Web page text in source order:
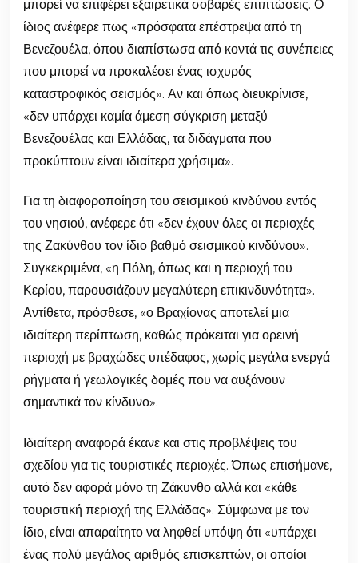
μπορεί να επιφέρει εξαιρετικά σοβαρές επιπτώσεις. Ο
ίδιος ανέφερε πως «πρόσφατα επέστρεψα από τη
Βενεζουέλα, όπου διαπίστωσα από κοντά τις συνέπειες
που μπορεί να προκαλέσει ένας ισχυρός
καταστροφικός σεισμός». Αν και όπως διευκρίνισε,
«δεν υπάρχει καμία άμεση σύγκριση μεταξύ
Βενεζουέλας και Ελλάδας, τα διδάγματα που
προκύπτουν είναι ιδιαίτερα χρήσιμα».
Για τη διαφοροποίηση του σεισμικού κινδύνου εντός
του νησιού, ανέφερε ότι «δεν έχουν όλες οι περιοχές
της Ζακύνθου τον ίδιο βαθμό σεισμικού κινδύνου».
Συγκεκριμένα, «η Πόλη, όπως και η περιοχή του
Κερίου, παρουσιάζουν μεγαλύτερη επικινδυνότητα».
Αντίθετα, πρόσθεσε, «ο Βραχίονας αποτελεί μια
ιδιαίτερη περίπτωση, καθώς πρόκειται για ορεινή
περιοχή με βραχώδες υπέδαφος, χωρίς μεγάλα ενεργά
ρήγματα ή γεωλογικές δομές που να αυξάνουν
σημαντικά τον κίνδυνο».
Ιδιαίτερη αναφορά έκανε και στις προβλέψεις του
σχεδίου για τις τουριστικές περιοχές. Όπως επισήμανε,
αυτό δεν αφορά μόνο τη Ζάκυνθο αλλά και «κάθε
τουριστική περιοχή της Ελλάδας». Σύμφωνα με τον
ίδιο, είναι απαραίτητο να ληφθεί υπόψη ότι «υπάρχει
ένας πολύ μεγάλος αριθμός επισκεπτών, οι οποίοι